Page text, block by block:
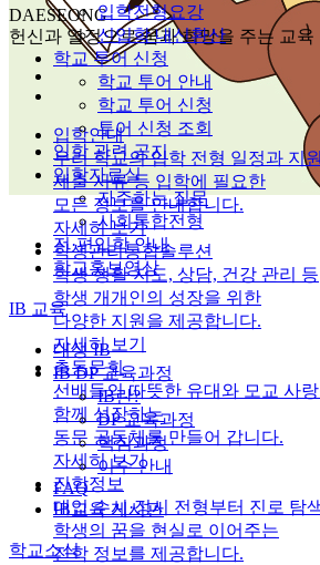
입학전형요강
신입학 내신환산
학교 투어 신청
학교 투어 안내
학교 투어 신청
투어 신청 조회
입학 관련 공지
입학자료실
자주하는 질문
사회통합전형
전·편입학 안내
학교홍보영상
IB 교육
대성 IB
IB DP 교육과정
IB란?
DP 교육과정
핵심과정
이수 안내
FAQ
IB교육 게시판
학교소식
DAESEONG
헌신과 열정으로 꿈과 희망을 주는 교육
입학안내
우리 학교의 입학 전형 일정과 지
제출 서류 등 입학에 필요한
모든 정보를 안내합니다.
자세히 보기
학생관리통합솔루션
학생 생활 지도, 상담, 건강 관리 등
학생 개개인의 성장을 위한
다양한 지원을 제공합니다.
자세히 보기
총동문회
선배들의 따뜻한 유대와 모교 사
함께 성장하는
동문 공동체를 만들어 갑니다.
자세히 보기
진학정보
대입 수시·정시 전형부터 진로 탐
학생의 꿈을 현실로 이어주는
진학 정보를 제공합니다.